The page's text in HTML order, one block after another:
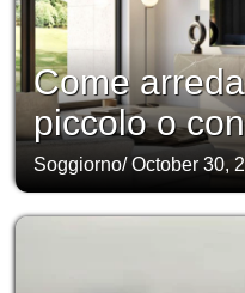
Come
piccolo o
Soggiorno/October 30,